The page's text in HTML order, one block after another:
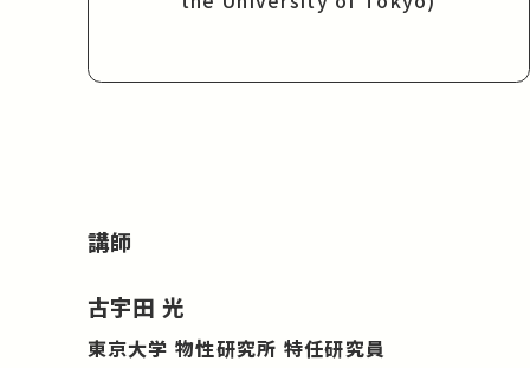
講師
古宇田 光
東京大学 物性研究所 特任研究員